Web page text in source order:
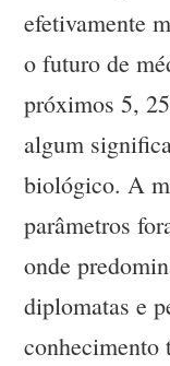
efetivamente
o futuro de
próximos 5,
algum
biológico. A
parâmetros
onde
diplomatas e